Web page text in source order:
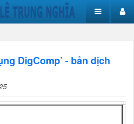
DigComp’ - bản dịch